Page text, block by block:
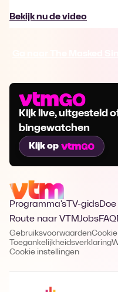
Bekijk nu de video
Kijk live, uitgesteld
bingewatchen
Kijk op
Programma's TV-gids
Route naar VTMJobsFAQ
Gebruiksvoorwaarden
Toegankelijkheidsverklaring
Cookie instellingen